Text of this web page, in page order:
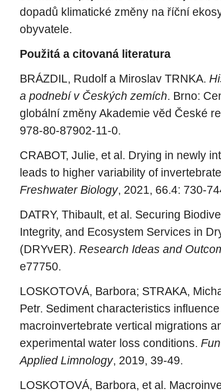
dopadů klimatické změny na říční
obyvatele.
Použitá a citovaná literatura
BRÁZDIL, Rudolf a Miroslav TRNKA.
a podnebí v Českých zemích. Brno:
globální změny Akademie věd České
978-80-87902-11-0.
CRABOT, Julie, et al. Drying in newly
leads to higher variability of
Freshwater Biology, 2021, 66.4: 730-
DATRY, Thibault, et al. Securing
Integrity, and Ecosystem Services in
(DRYvER). Research Ideas and
e77750.
LOSKOTOVÁ, Barbora; STRAKA,
Petr. Sediment characteristics
macroinvertebrate vertical migrations
experimental water loss conditions.
Applied Limnology, 2019, 39-49.
LOSKOTOVÁ, Barbora, et al.